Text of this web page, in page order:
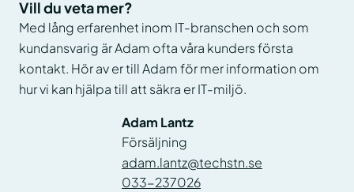
Vill du veta mer?
Med lång erfarenhet inom IT-branschen och som
kundansvarig är Adam ofta våra kunders första
kontakt. Hör av er till Adam för mer information om
hur vi kan hjälpa till att säkra er IT-miljö.
Adam Lantz
Försäljning
adam.lantz@techstn.se
033-237026